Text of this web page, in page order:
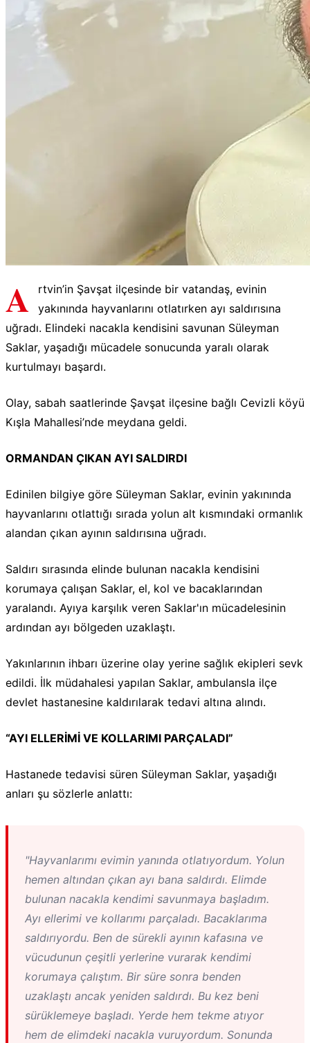
A
rtvin’in Şavşat ilçesinde bir vatandaş, evinin
yakınında hayvanlarını otlatırken ayı saldırısına
uğradı. Elindeki nacakla kendisini savunan Süleyman
Saklar, yaşadığı mücadele sonucunda yaralı olarak
kurtulmayı başardı.
Olay, sabah saatlerinde Şavşat ilçesine bağlı Cevizli köyü
Kışla Mahallesi’nde meydana geldi.
ORMANDAN ÇIKAN AYI SALDIRDI
Edinilen bilgiye göre Süleyman Saklar, evinin yakınında
hayvanlarını otlattığı sırada yolun alt kısmındaki ormanlık
alandan çıkan ayının saldırısına uğradı.
Saldırı sırasında elinde bulunan nacakla kendisini
korumaya çalışan Saklar, el, kol ve bacaklarından
yaralandı. Ayıya karşılık veren Saklar'ın mücadelesinin
ardından ayı bölgeden uzaklaştı.
Yakınlarının ihbarı üzerine olay yerine sağlık ekipleri sevk
edildi. İlk müdahalesi yapılan Saklar, ambulansla ilçe
devlet hastanesine kaldırılarak tedavi altına alındı.
“AYI ELLERİMİ VE KOLLARIMI PARÇALADI”
Hastanede tedavisi süren Süleyman Saklar, yaşadığı
anları şu sözlerle anlattı:
"Hayvanlarımı evimin yanında otlatıyordum. Yolun
hemen altından çıkan ayı bana saldırdı. Elimde
bulunan nacakla kendimi savunmaya başladım.
Ayı ellerimi ve kollarımı parçaladı. Bacaklarıma
saldırıyordu. Ben de sürekli ayının kafasına ve
vücudunun çeşitli yerlerine vurarak kendimi
korumaya çalıştım. Bir süre sonra benden
uzaklaştı ancak yeniden saldırdı. Bu kez beni
sürüklemeye başladı. Yerde hem tekme atıyor
hem de elimdeki nacakla vuruyordum. Sonunda